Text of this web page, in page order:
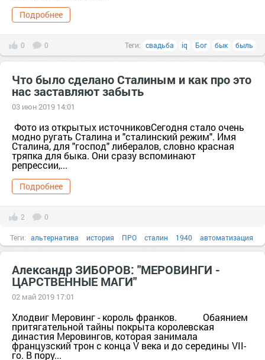
Подробнее
0 0 Теги: свадьба iq Бог бык быль
Что было сделано Сталиным и как про это
нас заставляют забыть
03 июн 2019 14:01
Фото из открытых источниковСегодня стало очень
модно ругать Сталина и "сталинский режим". Имя
Сталина, для "господ" либералов, словно красная
тряпка для быка. Они сразу вспоминают
репрессии,...
Подробнее
2 0
Теги: альтернатива история ПРО сталин 1940 автоматизация
Александр ЗИБОРОВ: "МЕРОВИНГИ -
ЦАРСТВЕННЫЕ МАГИ"
02 май 2019 17:01
Хлодвиг Меровинг - король франков. Обаянием
притягательной тайны покрыта королевская
династия Меровингов, которая занимала
французский трон с конца V века и до середины VII-
го. В пору...